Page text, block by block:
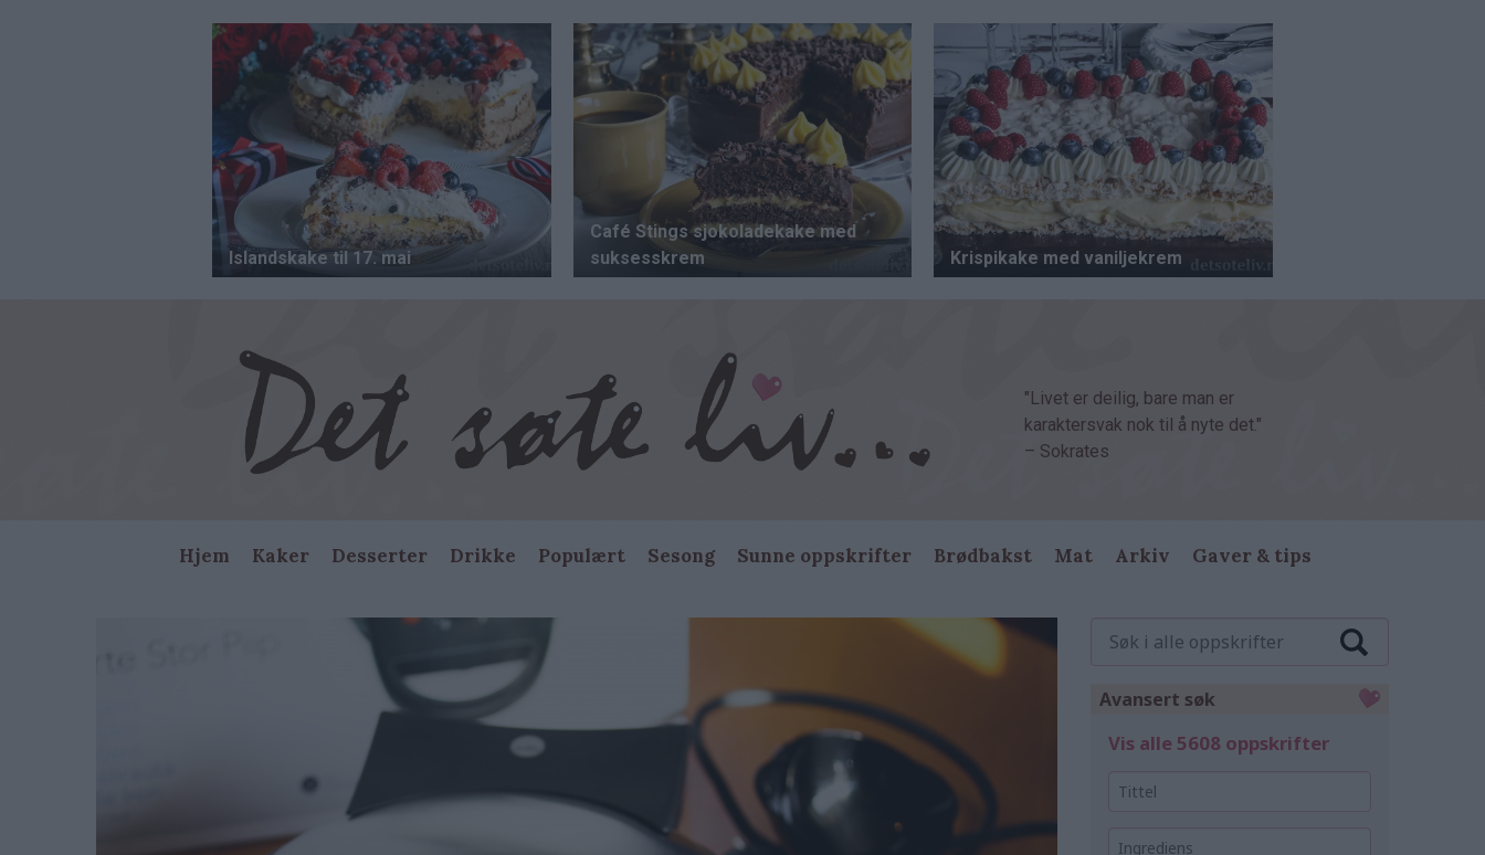
"Livet er deilig, bare man er
karaktersvak nok til å nyte det."
– Sokrates
Main
navigation
Hjem Kaker Desserter Drikke Populært Sesong Sunne oppskrifter Brødbakst Mat Arkiv Gaver & tips
Avansert søk
Vis alle 5608 oppskrifter